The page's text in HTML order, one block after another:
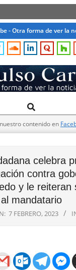
- Otra forma de ver la
Search
contenido en
celebra
contra
y le reiteran
al mandatario
7 FEBRERO, 2023